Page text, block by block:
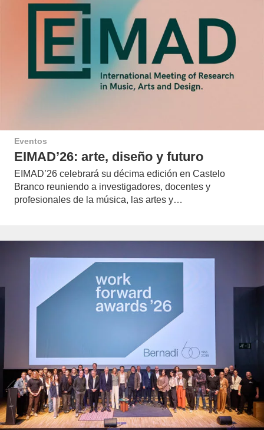
Eventos
EIMAD’26: arte, diseño y futuro
EIMAD’26 celebrará su décima edición en Castelo
Branco reuniendo a investigadores, docentes y
profesionales de la música, las artes y…